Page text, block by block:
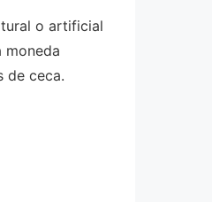
o artificial
moneda
de ceca.